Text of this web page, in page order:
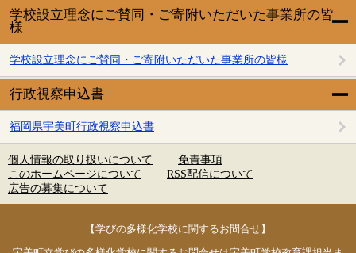
学校設立理念にご賛同・ご寄附いただいた事業所の皆
様
学校設立理念にご賛同・ご寄附いただいた事業所の皆様
行政視察申込書
福岡県宇美町行政視察申込書
個人情報の取り扱いについて
免責事項
このホームページについて
RSS配信について
広告の募集について
【学びの多様化学校に関するお問合せ】